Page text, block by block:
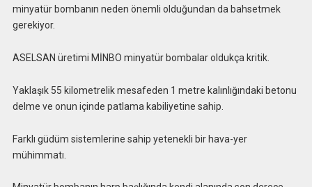
minyatür bombanın neden önemli olduğundan da bahsetmek
gerekiyor.
ASELSAN üretimi MİNBO minyatür bombalar oldukça kritik.
Yaklaşık 55 kilometrelik mesafeden 1 metre kalınlığındaki betonu
delme ve onun içinde patlama kabiliyetine sahip.
Farklı güdüm sistemlerine sahip yetenekli bir hava-yer
mühimmatı.